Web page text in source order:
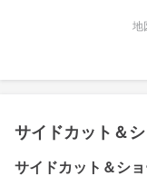
地
サイドカット＆
サイドカット＆シ